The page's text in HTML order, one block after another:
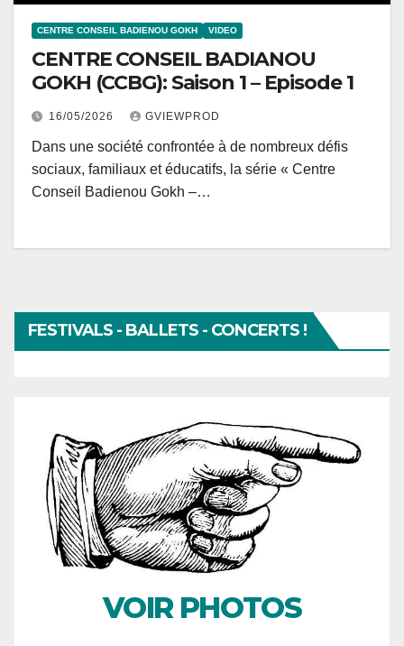
CENTRE CONSEIL BADIENOU GOKH VIDEO
CENTRE CONSEIL BADIANOU
GOKH (CCBG): Saison 1 – Episode 1
16/05/2026 GVIEWPROD
Dans une société confrontée à de nombreux défis
sociaux, familiaux et éducatifs, la série « Centre
Conseil Badienou Gokh –…
FESTIVALS - BALLETS - CONCERTS !
VOIR PHOTOS